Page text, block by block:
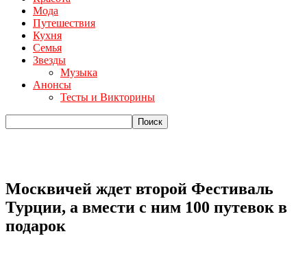
Мода
Путешествия
Кухня
Семья
Звезды
Музыка
Анонсы
Тесты и Викторины
Москвичей ждет второй Фестиваль
Турции, а вмести с ним 100 путевок в
подарок